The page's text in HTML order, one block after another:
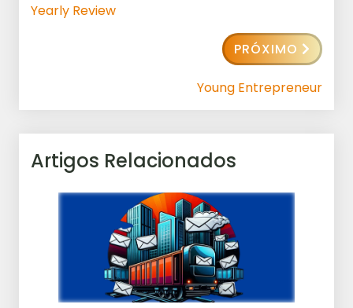
Yearly Review
PRÓXIMO
Young Entrepreneur
Artigos Relacionados